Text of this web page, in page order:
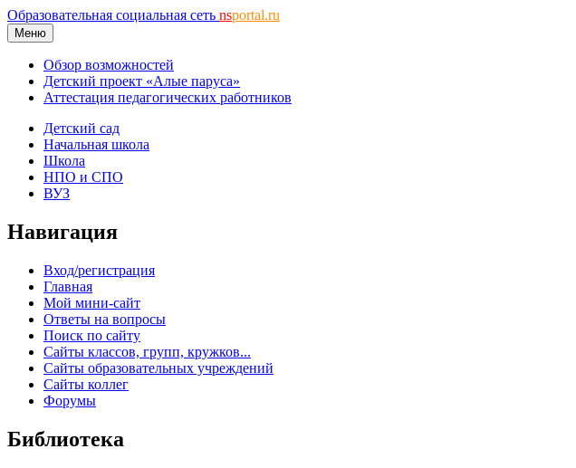
Образовательная социальная сеть nsportal.ru
Меню
Обзор возможностей
Детский проект «Алые паруса»
Аттестация педагогических работников
Детский сад
Начальная школа
Школа
НПО и СПО
ВУЗ
Навигация
Вход/регистрация
Главная
Мой мини-сайт
Ответы на вопросы
Поиск по сайту
Сайты классов, групп, кружков...
Сайты образовательных учреждений
Сайты коллег
Форумы
Библиотека